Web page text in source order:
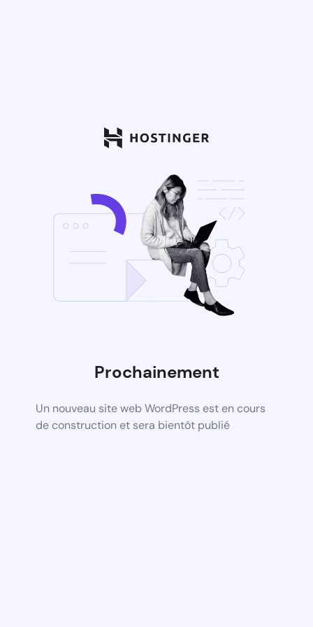
Prochainement
Un nouveau site web WordPress est en cours
de construction et sera bientôt publié